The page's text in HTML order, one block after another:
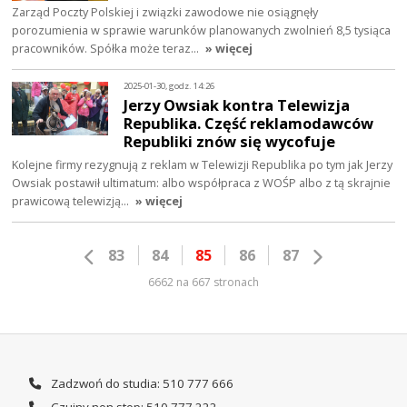
Zarząd Poczty Polskiej i związki zawodowe nie osiągnęły
porozumienia w sprawie warunków planowanych zwolnień 8,5 tysiąca
pracowników. Spółka może teraz… » więcej
2025-01-30, godz. 14:26
Jerzy Owsiak kontra Telewizja
Republika. Część reklamodawców
Republiki znów się wycofuje
Kolejne firmy rezygnują z reklam w Telewizji Republika po tym jak Jerzy
Owsiak postawił ultimatum: albo współpraca z WOŚP albo z tą skrajnie
prawicową telewizją… » więcej
83 84 85 86 87
6662 na 667 stronach
Zadzwoń do studia: 510 777 666